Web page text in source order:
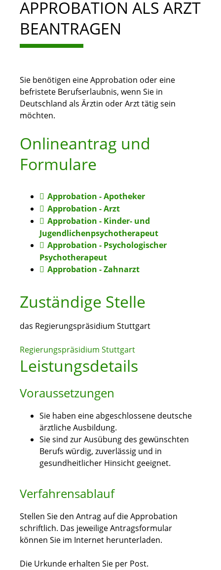
APPROBATION ALS ARZT
BEANTRAGEN
Sie benötigen eine Approbation oder eine
befristete Berufserlaubnis, wenn Sie in
Deutschland als Ärztin oder Arzt tätig sein
möchten.
Onlineantrag und
Formulare
Approbation - Apotheker
Approbation - Arzt
Approbation - Kinder- und
Jugendlichenpsychotherapeut
Approbation - Psychologischer
Psychotherapeut
Approbation - Zahnarzt
Zuständige Stelle
das Regierungspräsidium Stuttgart
Regierungspräsidium Stuttgart
Leistungsdetails
Voraussetzungen
Sie haben eine abgeschlossene deutsche
ärztliche Ausbildung.
Sie sind zur Ausübung des gewünschten
Berufs würdig, zuverlässig und in
gesundheitlicher Hinsicht geeignet.
Verfahrensablauf
Stellen Sie den Antrag auf die Approbation
schriftlich. Das jeweilige Antragsformular
können Sie im Internet herunterladen.
Die Urkunde erhalten Sie per Post.